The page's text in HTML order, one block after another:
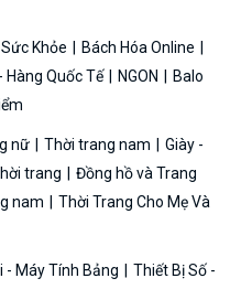
Khỏe
Bách Hóa Online
Hàng Quốc Tế NGON
Balo
nữ Thời trang nam
Giày -
trang
Đồng hồ và Trang
nam
Thời Trang Cho Mẹ Và
- Máy Tính Bảng Thiết Bị Số -